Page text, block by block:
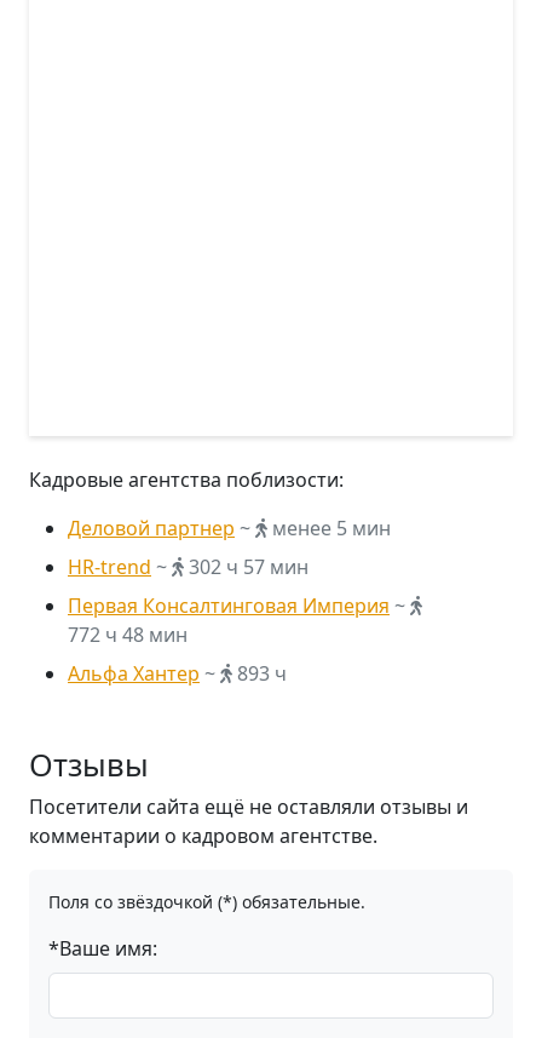
Кадровые агентства поблизости:
Деловой партнер ~
менее 5 мин
HR-trend ~
302 ч 57 мин
Первая Консалтинговая Империя ~
772 ч 48 мин
Альфа Хантер ~ 893 ч
Отзывы
Посетители сайта ещё не оставляли отзывы и
комментарии о кадровом агентстве.
Поля со звёздочкой (*) обязательные.
*Ваше имя: